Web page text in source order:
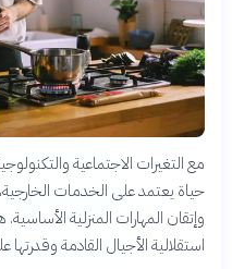
مع التغيرات الاجتماعية
حياة يعتمد على الخدمات
وإتقان المهارات المنزلية
استقلالية الأجيال القادمة وقدرتها